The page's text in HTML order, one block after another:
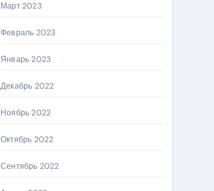
Март 2023
Февраль 2023
Январь 2023
Декабрь 2022
Ноябрь 2022
Октябрь 2022
Сентябрь 2022